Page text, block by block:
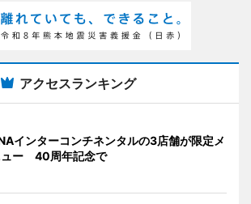
アクセスランキング
インターコンチネンタルの3店舗が限定メ
ュー 40周年記念で